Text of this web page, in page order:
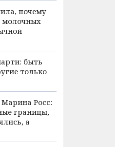
почему
молочных
быть
только
Росс:
границы,
а